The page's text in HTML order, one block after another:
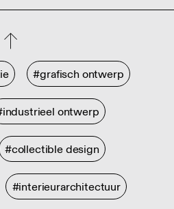
#grafisch ontwerp
ontwerp
#collectible design
#interieurarchitectuur